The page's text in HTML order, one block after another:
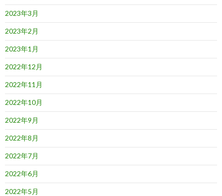
2023年3月
2023年2月
2023年1月
2022年12月
2022年11月
2022年10月
2022年9月
2022年8月
2022年7月
2022年6月
2022年5月